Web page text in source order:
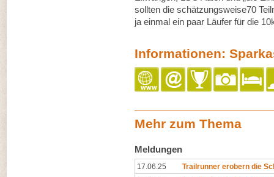
sollten die schätzungsweise70
ja einmal ein paar Läufer für die
Informationen:
Mehr zum Thema
Meldungen
17.06.25
Trailrunner erobern die